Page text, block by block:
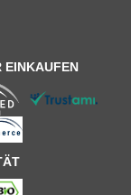
EINKAUFEN